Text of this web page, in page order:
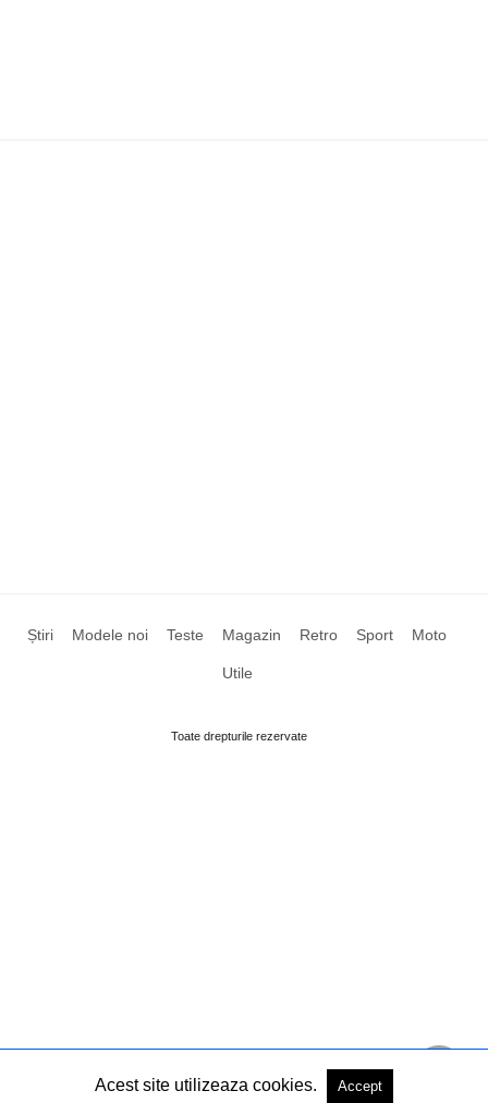
Știri Modele noi Teste Magazin Retro Sport Moto
Utile
Toate drepturile rezervate
Acest site utilizeaza cookies. Accept